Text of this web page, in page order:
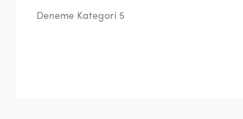
Deneme Kategori 5